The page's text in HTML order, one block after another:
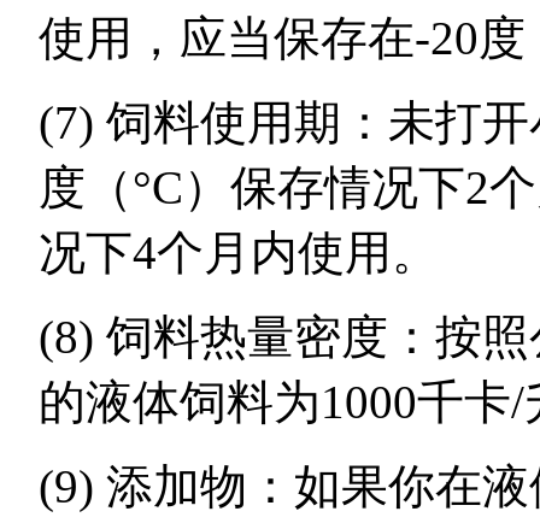
使用，应当保存在-20度
(7) 饲料使用期：未打
度（°C）保存情况下2
况下4个月内使用。
(8) 饲料热量密度：按
的液体饲料为1000千卡
(9) 添加物：如果你在